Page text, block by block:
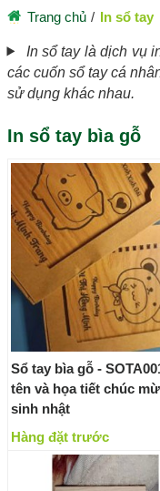
Trang chủ In sổ tay
In sổ tay là dịch vụ
các cuốn sổ tay cá
sử dụng khác nhau.
In sổ tay bìa gỗ
Sổ tay bìa gỗ -
tên và họa tiết chúc
sinh nhật
Hàng đặt trước